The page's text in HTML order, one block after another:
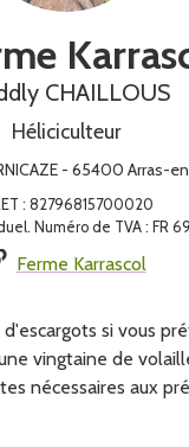
CHAILLOUS
Héliciculteur
- 65400 Arras-
: 82796815700020
Numéro de TVA : FR
Ferme Karrascol
si vous
vingtaine de
nécessaires aux